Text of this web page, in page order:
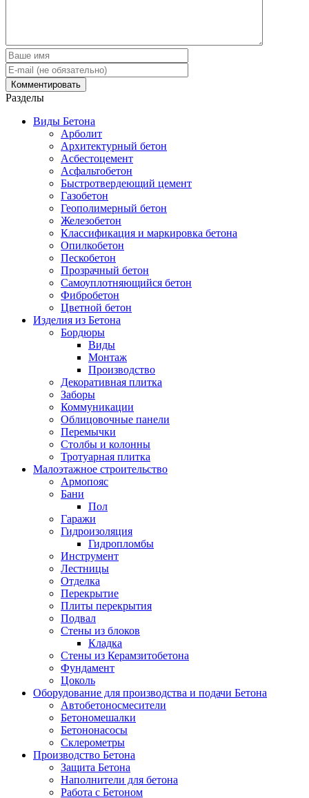
Разделы
Виды Бетона
Арболит
Архитектурный бетон
Асбестоцемент
Асфальтобетон
Быстротвердеющий цемент
Газобетон
Геополимерный бетон
Железобетон
Классификация и маркировка бетона
Опилкобетон
Пескобетон
Прозрачный бетон
Самоуплотняющийся бетон
Фибробетон
Цветной бетон
Изделия из Бетона
Бордюры
Виды
Монтаж
Производство
Декоративная плитка
Заборы
Коммуникации
Облицовочные панели
Перемычки
Столбы и колонны
Тротуарная плитка
Малоэтажное строительство
Армопояс
Бани
Пол
Гаражи
Гидроизоляция
Гидропломбы
Инструмент
Лестницы
Отделка
Перекрытие
Плиты перекрытия
Подвал
Стены из блоков
Кладка
Стены из Керамзитобетона
Фундамент
Цоколь
Оборудование для производства и подачи Бетона
Автобетоносмесители
Бетономешалки
Бетононасосы
Склерометры
Производство Бетона
Защита Бетона
Наполнители для бетона
Работа с Бетоном